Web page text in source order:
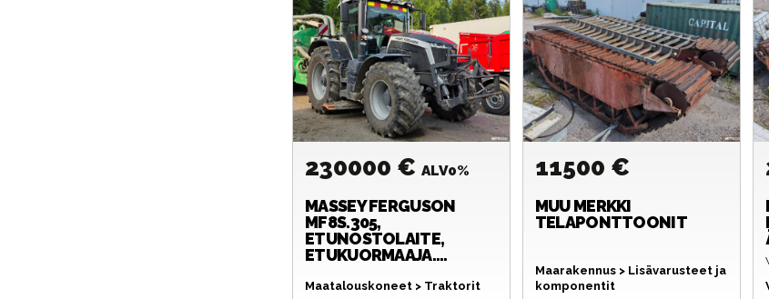
230000 €ALV0%
MASSEY FERGUSON
MF8S.305,
ETUNOSTOLAITE,
ETUKUORMAAJA....
Maatalouskoneet > Traktorit
11500 €
MUU MERKKI
TELAPONTTOONIT
Maarakennus > Lisävarusteet ja
komponentit